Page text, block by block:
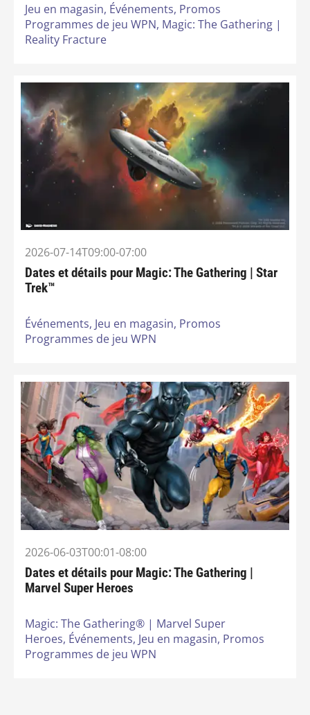
Jeu en magasin, Événements, Promos
Programmes de jeu WPN, Magic: The Gathering |
Reality Fracture
2026-07-14T09:00-07:00
Dates et détails pour Magic: The Gathering | Star
Trek™
Événements, Jeu en magasin, Promos
Programmes de jeu WPN
2026-06-03T00:01-08:00
Dates et détails pour Magic: The Gathering |
Marvel Super Heroes
Magic: The Gathering® | Marvel Super
Heroes, Événements, Jeu en magasin, Promos
Programmes de jeu WPN